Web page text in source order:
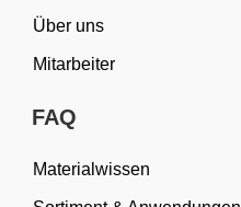
Über uns
Mitarbeiter
FAQ
Materialwissen